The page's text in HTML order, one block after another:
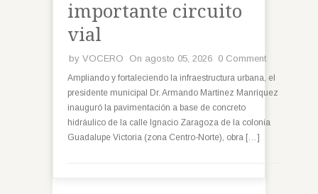
importante circuito
vial
by VOCERO On agosto 05, 2026 0 Comment
Ampliando y fortaleciendo la infraestructura urbana, el
presidente municipal Dr. Armando Martínez Manríquez
inauguró la pavimentación a base de concreto
hidráulico de la calle Ignacio Zaragoza de la colonia
Guadalupe Victoria (zona Centro-Norte), obra […]